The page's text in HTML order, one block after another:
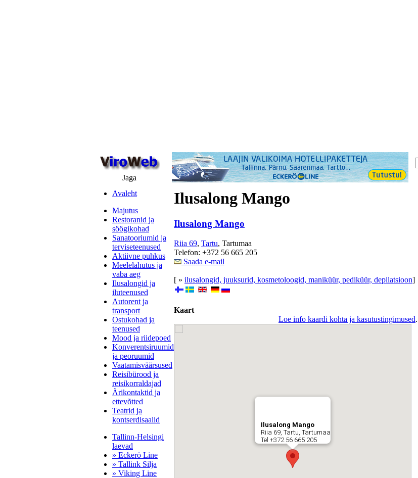
Jaga
Avaleht
Majutus
Restoranid ja
söögikohad
Sanatooriumid ja
terviseteenused
Aktiivne puhkus
Meelelahutus ja
vaba aeg
Ilusalongid ja
iluteenused
Autorent ja
transport
Ostukohad ja
teenused
Mood ja riidepoed
Konverentsiruumid
ja peoruumid
Vaatamisväärsused
Reisibürood ja
reisikorraldajad
Ärikontaktid ja
ettevõtted
Teatrid ja
kontserdisaalid
Tallinn-Helsingi
laevad
» Eckerö Line
» Tallink Silja
» Viking Line
Ilusalong Mango
Ilusalong Mango
Riia 69, Tartu, Tartumaa
Telefon: +372 56 665 205
Saada e-mail
[ » ilusalongid, juuksurid, kosmetoloogid, maniküür, pediküür, depilatsioon]
Kaart
Loe info kaardi kohta ja kasutustingimused.
Ilusalong Mango
Riia 69, Tartu, Tartumaa
Tel +372 56 665 205